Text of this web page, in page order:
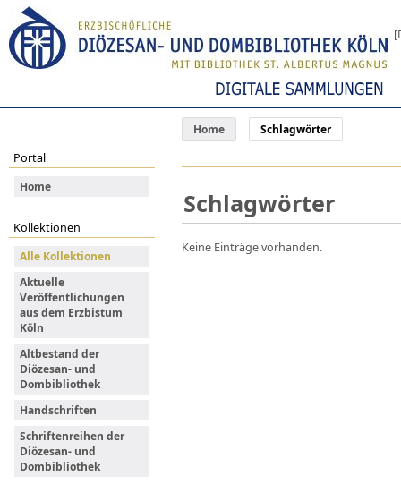
Home Schlagwörter
Portal
Home
Kollektionen
Alle Kollektionen
Aktuelle
Veröffentlichungen
aus dem Erzbistum
Köln
Altbestand der
Diözesan- und
Dombibliothek
Handschriften
Schriftenreihen der
Diözesan- und
Dombibliothek
Schlagwörter
Keine Einträge vorhanden.